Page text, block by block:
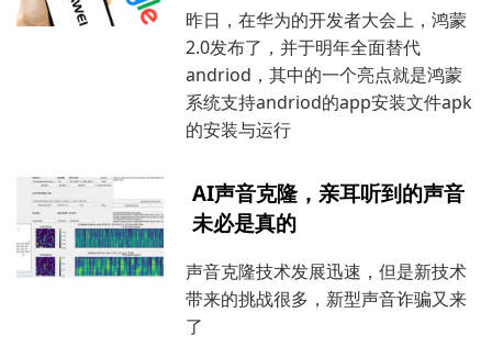
昨日，在华为的开发者大会上，鸿蒙
2.0发布了，并于明年全面替代
andriod，其中的一个亮点就是鸿蒙
系统支持andriod的app安装文件apk
的安装与运行
AI声音克隆，亲耳听到的声音
未必是真的
声音克隆技术发展迅速，但是新技术
带来的挑战很多，新型声音诈骗又来
了